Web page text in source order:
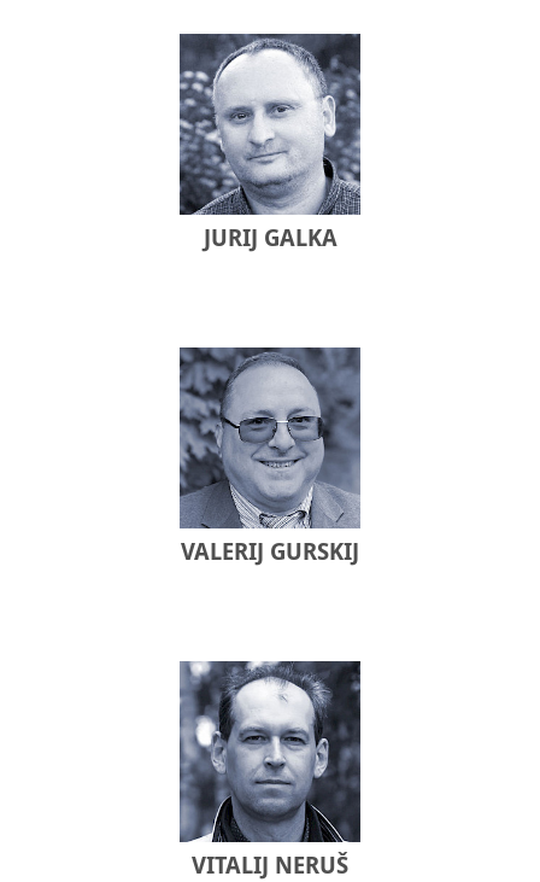
JURIJ GALKA
VALERIJ GURSKIJ
VITALIJ NERUŠ